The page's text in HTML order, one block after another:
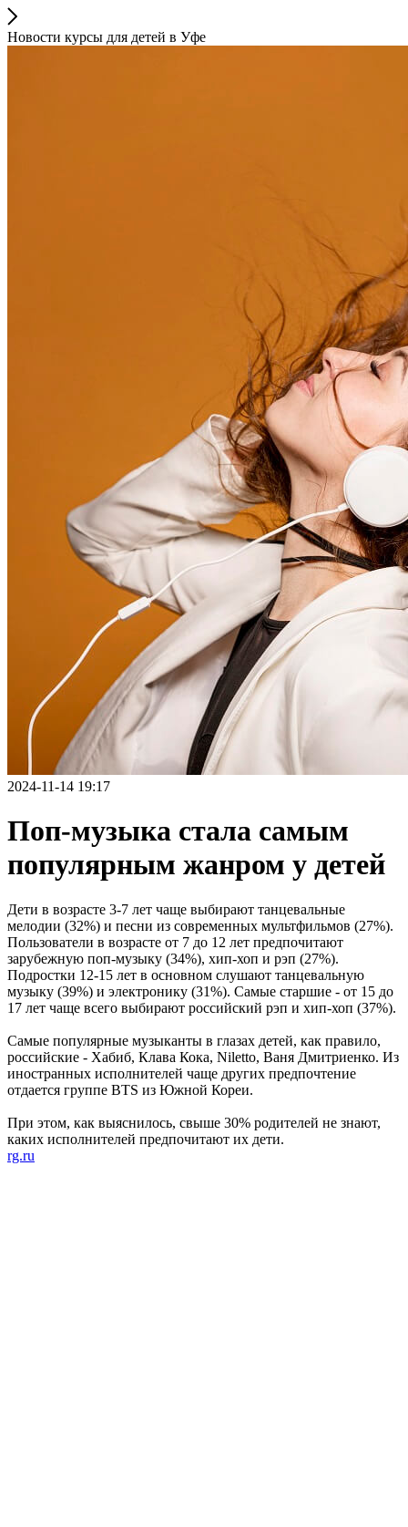
Новости курсы для детей в Уфе
2024-11-14 19:17
Поп-музыка стала самым
популярным жанром у детей
Дети в возрасте 3-7 лет чаще выбирают танцевальные
мелодии (32%) и песни из современных мультфильмов (27%).
Пользователи в возрасте от 7 до 12 лет предпочитают
зарубежную поп-музыку (34%), хип-хоп и рэп (27%).
Подростки 12-15 лет в основном слушают танцевальную
музыку (39%) и электронику (31%). Самые старшие - от 15 до
17 лет чаще всего выбирают российский рэп и хип-хоп (37%).
Самые популярные музыканты в глазах детей, как правило,
российские - Хабиб, Клава Кока, Niletto, Ваня Дмитриенко. Из
иностранных исполнителей чаще других предпочтение
отдается группе BTS из Южной Кореи.
При этом, как выяснилось, свыше 30% родителей не знают,
каких исполнителей предпочитают их дети.
rg.ru